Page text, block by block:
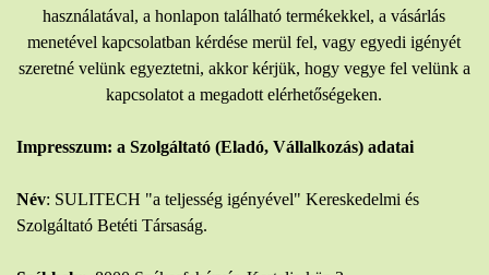
használatával, a honlapon található termékekkel, a vásárlás
menetével kapcsolatban kérdése merül fel, vagy egyedi igényét
szeretné velünk egyeztetni, akkor kérjük, hogy vegye fel velünk a
kapcsolatot a megadott elérhetőségeken.
Impresszum: a Szolgáltató (Eladó, Vállalkozás) adatai
Név: SULITECH "a teljesség igényével" Kereskedelmi és
Szolgáltató Betéti Társaság.